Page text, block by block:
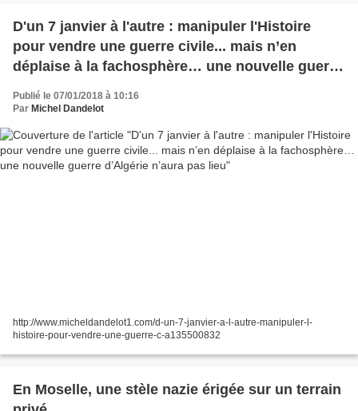
D'un 7 janvier à l'autre : manipuler l'Histoire
pour vendre une guerre civile... mais n’en
déplaise à la fachosphère… une nouvelle guerre
d’Algérie n’aura pas lieu
Publié le 07/01/2018 à 10:16
Par Michel Dandelot
http://www.micheldandelot1.com/d-un-7-janvier-a-l-autre-manipuler-l-
histoire-pour-vendre-une-guerre-c-a135500832
En Moselle, une stèle nazie érigée sur un terrain